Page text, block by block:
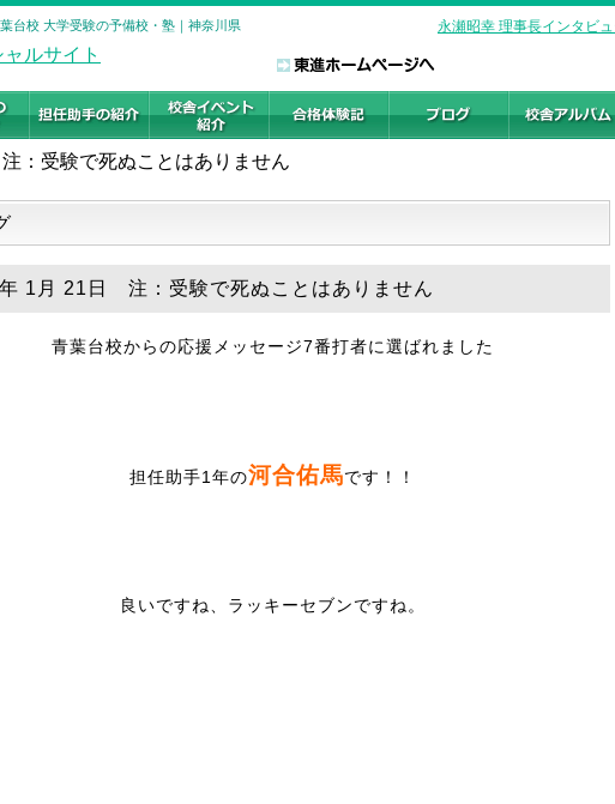
台校 大学受験の予備校・塾｜神奈川県 永瀬昭幸 理事長インタビ
注：受験で死ぬことはありません
1月 21日 注：受験で死ぬことはありません
青葉台校からの応援メッセージ7番打者に選ばれました
担任助手1年の河合佑馬です！！
良いですね、ラッキーセブンですね。